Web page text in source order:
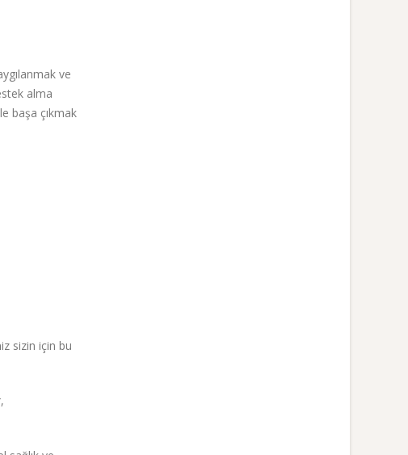
ve
alma
başa çıkmak
sizin için bu